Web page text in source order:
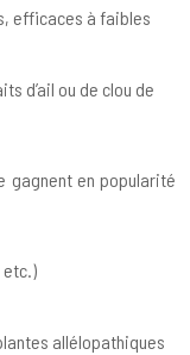
efficaces à faibles
d’ail ou de clou de
gagnent en popularité
etc.)
allélopathiques